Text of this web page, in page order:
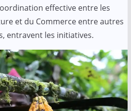
effective entre les
et du Commerce entre autres
entravent les initiatives.